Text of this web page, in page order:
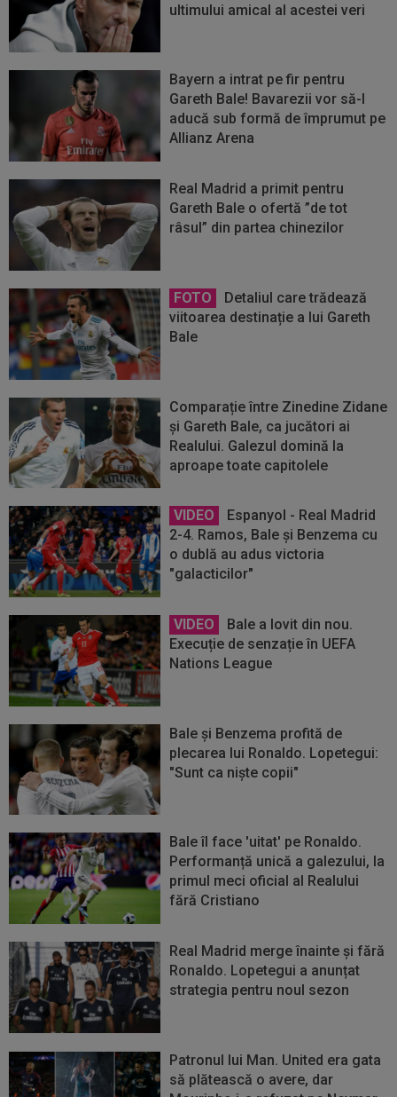
ultimului amical al acestei veri
Bayern a intrat pe fir pentru
Gareth Bale! Bavarezii vor să-l
aducă sub formă de împrumut pe
Allianz Arena
Real Madrid a primit pentru
Gareth Bale o ofertă ”de tot
râsul” din partea chinezilor
FOTO
Detaliul care trădează
viitoarea destinație a lui Gareth
Bale
Comparație între Zinedine Zidane
și Gareth Bale, ca jucători ai
Realului. Galezul domină la
aproape toate capitolele
VIDEO
Espanyol - Real Madrid
2-4. Ramos, Bale și Benzema cu
o dublă au adus victoria
"galacticilor"
VIDEO
Bale a lovit din nou.
Execuție de senzație în UEFA
Nations League
Bale și Benzema profită de
plecarea lui Ronaldo. Lopetegui:
"Sunt ca niște copii"
Bale îl face 'uitat' pe Ronaldo.
Performanță unică a galezului, la
primul meci oficial al Realului
fără Cristiano
Real Madrid merge înainte și fără
Ronaldo. Lopetegui a anunțat
strategia pentru noul sezon
Patronul lui Man. United era gata
să plătească o avere, dar